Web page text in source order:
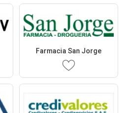
Farmacia San Jorge